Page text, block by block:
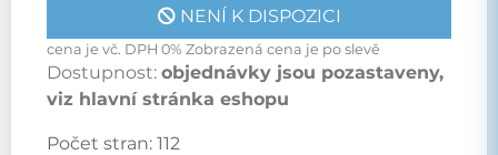
NENÍ K DISPOZICI
cena je vč. DPH 0% Zobrazená cena je po slevě
Dostupnost: objednávky jsou pozastaveny,
viz hlavní stránka eshopu
Počet stran: 112